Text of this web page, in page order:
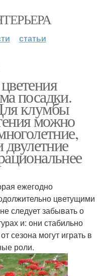
статьи
посадки.
клумбы
можно
двулетние
ежегодно
цветущими
следует забывать о
и: они стабильно
сезона могут играть в
роли.